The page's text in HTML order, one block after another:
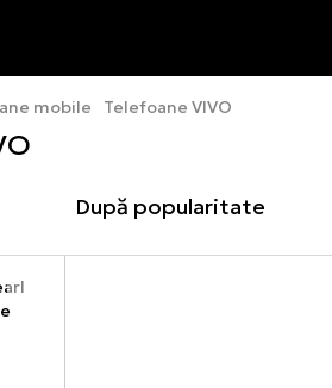
mobile Telefoane VIVO
După popularitate